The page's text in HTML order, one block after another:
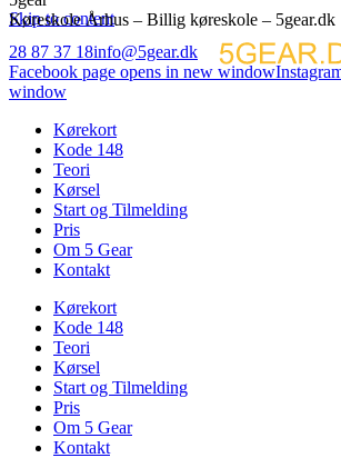
Skip to content
Køreskole Århus – Billig køreskole – 5gear.dk
28 87 37 18info@5gear.dk
Facebook page opens in new window
window
Kørekort
Kode 148
Teori
Kørsel
Start og Tilmelding
Pris
Om 5 Gear
Kontakt
Kørekort
Kode 148
Teori
Kørsel
Start og Tilmelding
Pris
Om 5 Gear
Kontakt